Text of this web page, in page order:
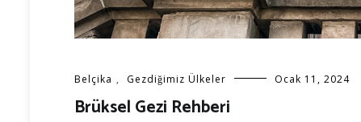
Belçika , Gezdiğimiz Ülkeler Ocak 11, 2024
Brüksel Gezi Rehberi